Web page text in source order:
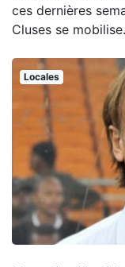
ces dernières
Cluses se mobilise.
Locales